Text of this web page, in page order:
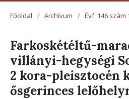
Főoldal / Archívum / Évf. 146 szám
Farkoskétéltű-
villányi-hegységi
2 kora-pleisztocén
ősgerinces